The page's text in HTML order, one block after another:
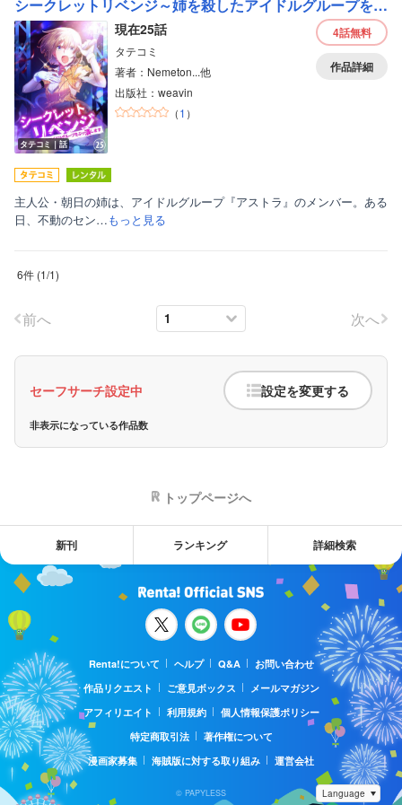
シークレットリベンジ～姉を殺したアイドルグループをぶっ潰します～【フルカラー】
タテコミ｜話
現在25話
タテコミ
著者：Nemeton...他
出版社：weavin
（1 ）
4話無料
作品詳細
主人公・朝日の姉は、アイドルグループ『アストラ』のメンバー。ある
日、不動のセン…もっと見る
6件 (1/1)
前へ 次へ
セーフサーチ設定中 設定を変更する
非表示になっている作品数
トップページへ
新刊 ランキング 詳細検索
Renta!について ヘルプ Q&A
お問い合わせ
作品リクエスト
ご意見ボックス
メールマガジン
アフィリエイト
利用規約
個人情報保護ポリシー
特定商取引法
著作権について
漫画家募集
海賊版に対する取り組み 運営会社
© PAPYLESS